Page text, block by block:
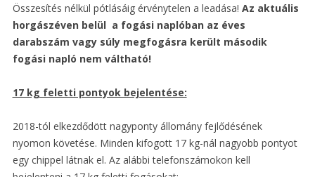
Összesítés nélkül pótlásáig érvénytelen a leadása! Az aktuális
horgászéven belül a fogási naplóban az éves
darabszám vagy súly megfogásra került második
fogási napló nem váltható!
17 kg feletti pontyok bejelentése:
2018-tól elkezdődött nagyponty állomány fejlődésének
nyomon követése. Minden kifogott 17 kg-nál nagyobb pontyot
egy chippel látnak el. Az alábbi telefonszámokon kell